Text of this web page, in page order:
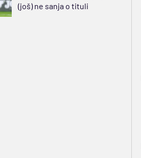
(još) ne sanja o tituli